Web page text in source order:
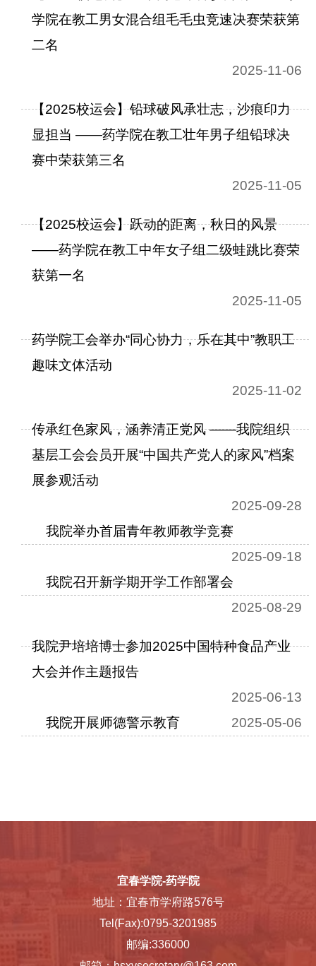
学院在教工男女混合组毛毛虫竞速决赛荣获第
二名
2025-11-06
【2025校运会】铅球破风承壮志，沙痕印力
显担当 ——药学院在教工壮年男子组铅球决
赛中荣获第三名
2025-11-05
【2025校运会】跃动的距离，秋日的风景
——药学院在教工中年女子组二级蛙跳比赛荣
获第一名
2025-11-05
药学院工会举办“同心协力，乐在其中”教职工
趣味文体活动
2025-11-02
传承红色家风，涵养清正党风 ——我院组织
基层工会会员开展“中国共产党人的家风”档案
展参观活动
2025-09-28
我院举办首届青年教师教学竞赛
2025-09-18
我院召开新学期开学工作部署会
2025-08-29
我院尹培培博士参加2025中国特种食品产业
大会并作主题报告
2025-06-13
我院开展师德警示教育
2025-05-06
宜春学院-药学院
地址：宜春市学府路576号
Tel(Fax):0795-3201985
邮编:336000